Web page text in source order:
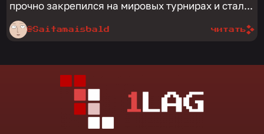
прочно закрепился на мировых турнирах и стал...
@Saitamaisbald читать